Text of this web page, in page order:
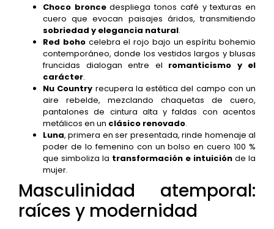
Choco broncedespliega tonos café y texturas en
cuero que evocan paisajes áridos, transmitiendo
sobriedad y elegancia natural.
Red bohocelebra el rojo bajo un espíritu bohemio
contemporáneo, donde los vestidos largos y blusas
fruncidas dialogan entre el romanticismo y el
carácter.
Nu Country recupera la estética del campo con un
aire rebelde, mezclando chaquetas de cuero,
pantalones de cintura alta y faldas con acentos
metálicos en un clásico renovado.
Luna, primera en ser presentada, rinde homenaje al
poder de lo femenino con un bolso en cuero 100 %
que simboliza la transformación e intuición de la
mujer.
Masculinidad atemporal:
raíces y modernidad